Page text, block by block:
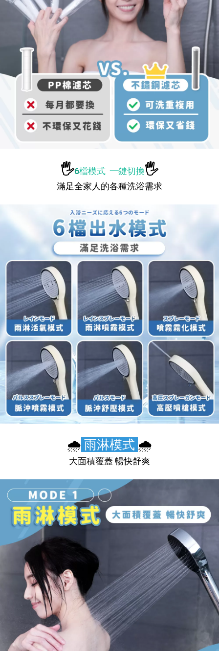
🖐️6檔模式 一鍵切換🖐️
滿足全家人的各種洗浴需求
🌧️ 雨淋模式 🌧️
大面積覆蓋 暢快舒爽